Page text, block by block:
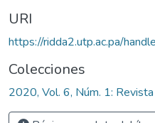
URI
https://ridda2.utp.ac.pa/
Colecciones
2020, Vol. 6, Núm. 1: